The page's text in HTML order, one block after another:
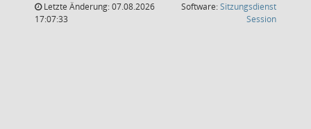
Letzte Änderung: 07.08.2026
17:07:33
Software:Sitzungsdienst
Session(Wird in